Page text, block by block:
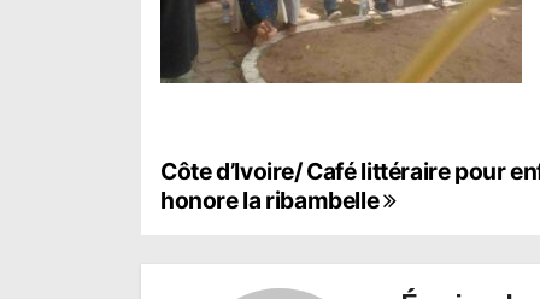
N
v
Côte d’Ivoire/ Café littéraire pour
honore la ribambelle